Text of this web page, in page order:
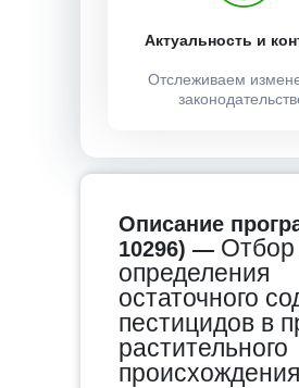
Актуальность и
Отслеживаем
Описание
10296) — Отбор
определения
остаточного
пестицидов в
растительного